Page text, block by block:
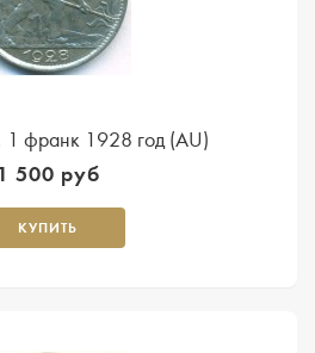
франк 1928 год (AU)
1 500 руб
КУПИТЬ